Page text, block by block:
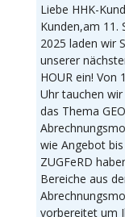
Liebe HHK-
Kunden,am 11.
2025 laden wir
unserer
HOUR ein! Von
Uhr tauchen
das Thema
wie Angebot
ZUGFeRD
Bereiche aus
vorbereitet um